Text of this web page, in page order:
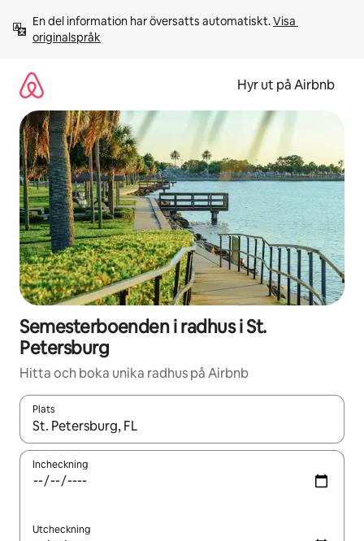
innehåll
En del information har översatts automatiskt. Visa
originalspråk
Hyr ut på Airbnb
Semesterboenden i radhus i St.
Petersburg
Hitta och boka unika radhus på Airbnb
Plats
När resultaten är tillgängliga kan du navigera med upp- och
Incheckning
Utcheckning